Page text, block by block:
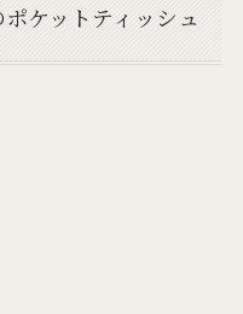
ケットティッシュ